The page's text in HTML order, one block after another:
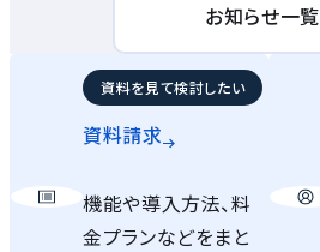
お知らせ一覧
資料を見て検討したい
資料請求
機能や導入方法、料
金プランなどをまと